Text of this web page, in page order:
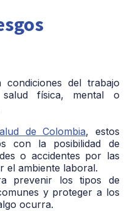
condiciones del trabajo
física, mental o
de Colombia, estos
con la posibilidad de
o accidentes por las
el ambiente laboral.
prevenir lostipos de
y proteger a los
ocurra.